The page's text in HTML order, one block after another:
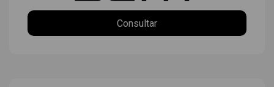
Consultar